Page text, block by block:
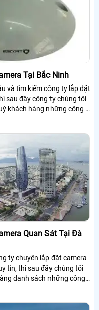
Tại Bắc Ninh
và tìm kiếm công ty lắp đặt
sau đây công ty chúng tôi
khách hàng những công ty
Quan Sát Tại Đà
ty chuyên lắp đặt camera
tín, thì sau đây chúng tôi
danh sách những công